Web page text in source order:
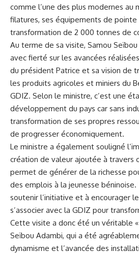
comme l’une des plus modernes au
filatures, ses équipements de
transformation de 2 000⁢ tonnes de
Au terme de⁢ sa⁢ visite, Samou
avec fierté sur les avancées‌
du président Patrice et sa vision de
les produits agricoles ​et miniers du
GDIZ. Selon le ministre, c’est⁤ une
développement du pays car sans
transformation de ses propres
de progresser économiquement.
Le ministre a également⁢ souligné
création de⁢ valeur​ ajoutée à travers
permet de ​générer de la richesse
des emplois à la jeunesse
soutenir l’initiative et à encourager
s’associer ‌avec la GDIZ pour
Cette visite ⁤a‍ donc été un ​véritable
Seïbou Adambi,​ qui a été
dynamisme et l’avancée des